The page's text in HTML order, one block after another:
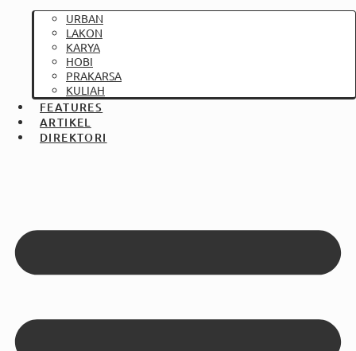
URBAN
LAKON
KARYA
HOBI
PRAKARSA
KULIAH
FEATURES
ARTIKEL
DIREKTORI